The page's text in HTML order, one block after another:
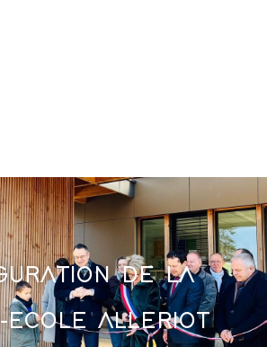
DE LA
ECOLE ALLERIOT